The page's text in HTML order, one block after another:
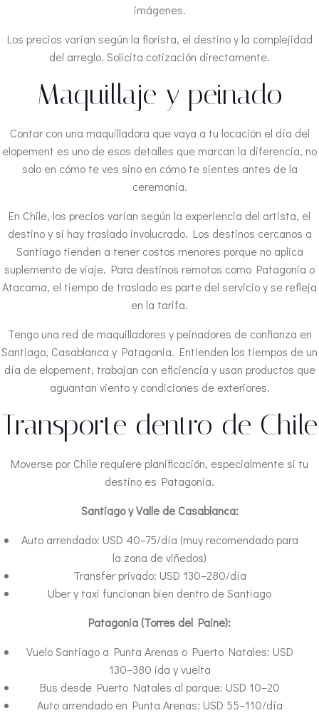
imágenes.
Los precios varían según la florista, el destino y la complejidad
del arreglo. Solicita cotización directamente.
Maquillaje y peinado
Contar con una maquilladora que vaya a tu locación el día del
elopement es uno de esos detalles que marcan la diferencia, no
solo en cómo te ves sino en cómo te sientes antes de la
ceremonia.
En Chile, los precios varían según la experiencia del artista, el
destino y si hay traslado involucrado. Los destinos cercanos a
Santiago tienden a tener costos menores porque no aplica
suplemento de viaje. Para destinos remotos como Patagonia o
Atacama, el tiempo de traslado es parte del servicio y se refleja
en la tarifa.
Tengo una red de maquilladores y peinadores de confianza en
Santiago, Casablanca y Patagonia. Entienden los tiempos de un
día de elopement, trabajan con eficiencia y usan productos que
aguantan viento y condiciones de exteriores.
Transporte dentro de Chile
Moverse por Chile requiere planificación, especialmente si tu
destino es Patagonia.
Santiago y Valle de Casablanca:
Auto arrendado: USD 40–75/día (muy recomendado para
la zona de viñedos)
Transfer privado: USD 130–280/día
Uber y taxi funcionan bien dentro de Santiago
Patagonia (Torres del Paine):
Vuelo Santiago a Punta Arenas o Puerto Natales: USD
130–380 ida y vuelta
Bus desde Puerto Natales al parque: USD 10–20
Auto arrendado en Punta Arenas: USD 55–110/día